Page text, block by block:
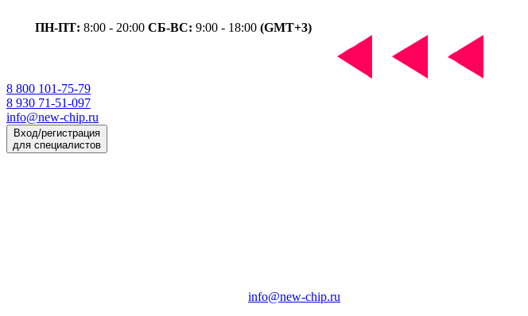
ПН-ПТ: 8:00 - 20:00 СБ-ВС: 9:00 - 18:00 (GMT+3)
8 800 101-75-79
8 930 71-51-097
info@new-chip.ru
Вход/регистрация
для специалистов
info@new-chip.ru